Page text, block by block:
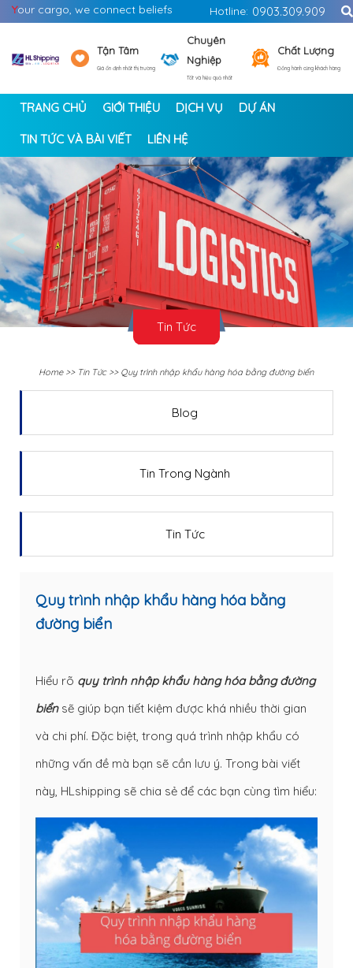
Your cargo, we connect beliefs Hotline: 0903.309.909
Tận Tâm
Giá ổn định nhất thị trường
Chuyên
Nghiệp
Tốt và hiệu quả nhất
Chất Lượng
Đồng hành cùng khách hàng
TRANG CHỦ GIỚI THIỆU DỊCH VỤ DỰ ÁN
TIN TỨC VÀ BÀI VIẾT LIÊN HỆ
< >
Tin Tức
Home>> Tin Tức>> Quy trình nhập khẩu hàng hóa bằng đường biển
Blog
Tin Trong Ngành
Tin Tức
Quy trình nhập khẩu hàng hóa bằng
đường biển
Hiểu rõ quy trình nhập khẩu hàng hóa bằng đường
biển sẽ giúp bạn tiết kiệm được khá nhiều thời gian
và chi phí. Đặc biệt, trong quá trình nhập khẩu có
những vấn đề mà bạn sẽ cần lưu ý. Trong bài viết
này, HLshipping sẽ chia sẻ để các bạn cùng tìm hiểu: